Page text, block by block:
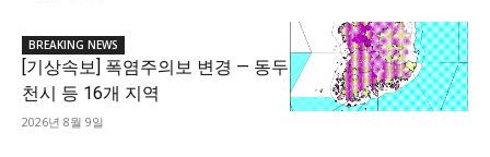
BREAKING NEWS
[기상속보] 폭염주의보 변경 — 동두
천시 등 16개 지역
2026년 8월 9일